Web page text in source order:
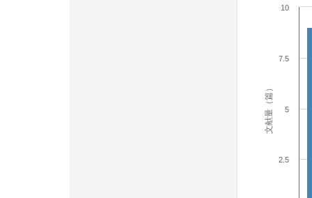
文献量（篇）
10
2.5
5
7.5